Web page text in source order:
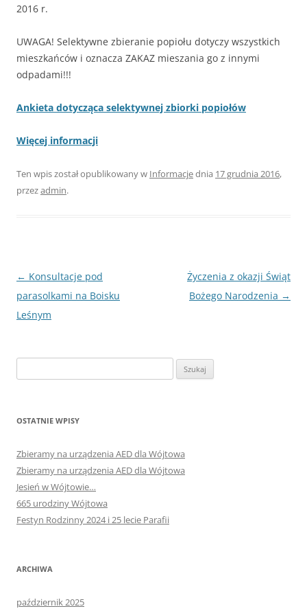
2016 r.
UWAGA! Selektywne zbieranie popiołu dotyczy wszystkich
mieszkańców i oznacza ZAKAZ mieszania go z innymi
odpadami!!!
Ankieta dotycząca selektywnej zbiorki popiołów
Więcej informacji
Ten wpis został opublikowany w Informacjednia 17 grudnia 2016,
przezadmin.
Nawigacja
wpisu
← Konsultacje pod
parasolkami na Boisku
Leśnym
Życzenia z okazji Świąt
Bożego Narodzenia →
OSTATNIE WPISY
Zbieramy na urządzenia AED dla Wójtowa
Zbieramy na urządzenia AED dla Wójtowa
Jesień w Wójtowie…
665 urodziny Wójtowa
Festyn Rodzinny 2024 i 25 lecie Parafii
ARCHIWA
październik 2025